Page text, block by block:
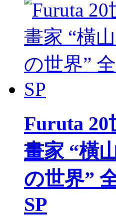
Furuta 20
畫家 “橫
の世界”
SP